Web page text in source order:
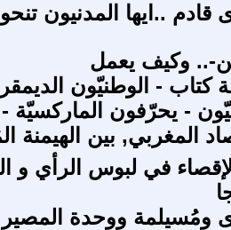
قادم ..ايها المدنيون
.. وكيف يعمل
كتاب - الوطنيّون
- يحرّفون الماركسيّة -
المغربي, بين الهيمنة
في لبوس الرأي و
ومُسيلمة ووحدة